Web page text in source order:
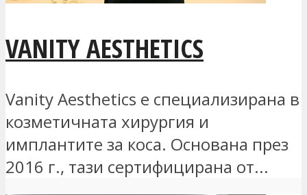
VANITY AESTHETICS
Vanity Aesthetics е специализирана в
козметичната хирургия и
имплантите за коса. Основана през
2016 г., тази сертифицирана от...